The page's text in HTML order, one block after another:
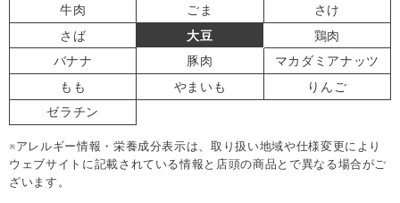
牛肉
ごま
さけ
さば
大豆
鶏肉
バナナ
豚肉
マカダミアナッツ
もも
やまいも
りんご
ゼラチン
※アレルギー情報・栄養成分表示は、取り扱い地域や仕様変更により
ウェブサイトに記載されている情報と店頭の商品とで異なる場合がご
ざいます。